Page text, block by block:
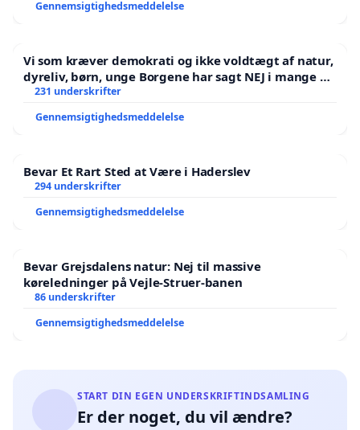
Gennemsigtighedsmeddelelse
Vi som kræver demokrati og ikke voldtægt af natur,
dyreliv, børn, unge Borgene har sagt NEJ i mange år.
Der er
231 underskrifter
Gennemsigtighedsmeddelelse
Bevar Et Rart Sted at Være i Haderslev
294 underskrifter
Gennemsigtighedsmeddelelse
Bevar Grejsdalens natur: Nej til massive
køreledninger på Vejle-Struer-banen
86 underskrifter
Gennemsigtighedsmeddelelse
START DIN EGEN UNDERSKRIFTINDSAMLING
Er der noget, du vil ændre?